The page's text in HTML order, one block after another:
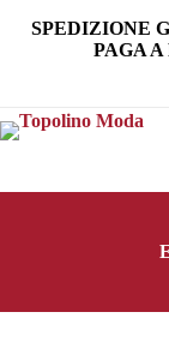
SPEDIZIONE
PAGA